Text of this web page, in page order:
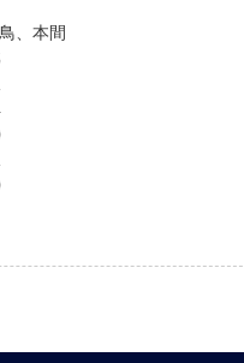
、本間